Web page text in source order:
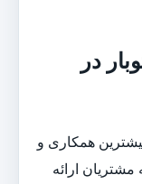
در
همکاری و
ارائه